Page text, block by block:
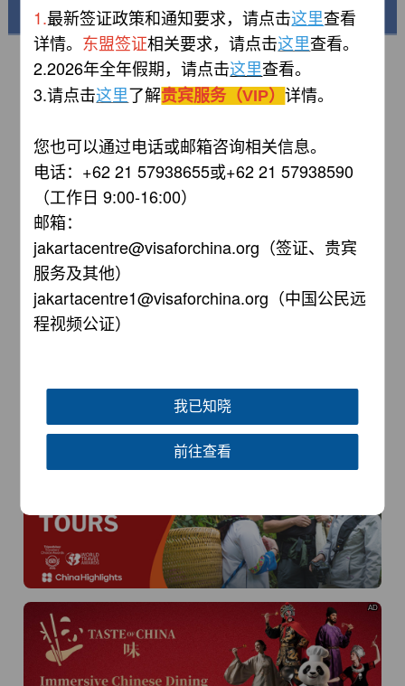
美丽中国
锦绣华南
黄河流域以及蜿蜒曲折的1.8万公里海岸线
AD
1.最新签证政策和通知要求，请点击这里查看
详情。 东盟签证相关要求，请点击这里查看。
2.2026年全年假期，请点击这里查看。
3.请点击这里了解贵宾服务（VIP）详情。
您也可以通过电话或邮箱咨询相关信息。
电话：+62 21 57938655或+62 21 57938590
（工作日 9:00-16:00）
邮箱：
jakartacentre@visaforchina.org（签证、贵宾
服务及其他）
jakartacentre1@visaforchina.org （中国公民远
程视频公证）
我已知晓
前往查看